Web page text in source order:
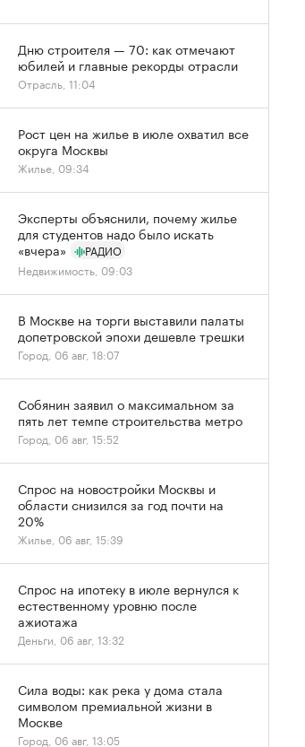
Дню строителя — 70: как отмечают
юбилей и главные рекорды отрасли
Отрасль, 11:04
Рост цен на жилье в июле охватил все
округа Москвы
Жилье, 09:34
Эксперты объяснили, почему жилье
для студентов надо было искать
«вчера»
РАДИО
Недвижимость, 09:03
В Москве на торги выставили палаты
допетровской эпохи дешевле трешки
Город, 06 авг, 18:07
Собянин заявил о максимальном за
пять лет темпе строительства метро
Город, 06 авг, 15:52
Спрос на новостройки Москвы и
области снизился за год почти на
20%
Жилье, 06 авг, 15:39
Спрос на ипотеку в июле вернулся к
естественному уровню после
ажиотажа
Деньги, 06 авг, 13:32
Сила воды: как река у дома стала
символом премиальной жизни в
Москве
Город, 06 авг, 13:05